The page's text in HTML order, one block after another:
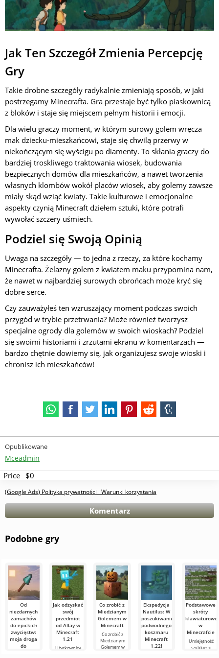
Jak Ten Szczegół Zmienia Percepcję
Gry
Takie drobne szczegóły radykalnie zmieniają sposób, w jaki
postrzegamy Minecrafta. Gra przestaje być tylko piaskownicą
z bloków i staje się miejscem pełnym historii i emocji.
Dla wielu graczy moment, w którym surowy golem wręcza
mak dziecku-mieszkańcowi, staje się chwilą przerwy w
niekończącym się wyścigu po diamenty. To skłania graczy do
bardziej troskliwego traktowania wiosek, budowania
bezpiecznych domów dla mieszkańców, a nawet tworzenia
własnych klombów wokół placów wiosek, aby golemy zawsze
miały skąd wziąć kwiaty. Takie kulturowe i emocjonalne
aspekty czynią Minecraft dziełem sztuki, które potrafi
wywołać szczery uśmiech.
Podziel się Swoją Opinią
Uwaga na szczegóły — to jedna z rzeczy, za które kochamy
Minecrafta. Żelazny golem z kwiatem maku przypomina nam,
że nawet w najbardziej surowych obrońcach może kryć się
dobre serce.
Czy zauważyłeś ten wzruszający moment podczas swoich
przygód w trybie przetrwania? Może również tworzysz
specjalne ogrody dla golemów w swoich wioskach? Podziel
się swoimi historiami i zrzutami ekranu w komentarzach —
bardzo chętnie dowiemy się, jak organizujesz swoje wioski i
chronisz ich mieszkańców!
Opublikowane
Mceadmin
Price $0
(Google Ads) Polityka prywatności i Warunki korzystania
Komentarz
Podobne gry
Od
niezdarnych
zamachów
do epickich
zwycięstw:
moja droga
do
Jak odzyskać
swój
przedmiot
od Allay w
Minecraft
1.21
Użytkownicy
Co zrobić z
Miedzianym
Golemem w
Minecraft
Co zrobić z
Miedzianym
Golemem w
Ekspedycja
Nautilus: W
poszukiwaniu
podwodnego
koszmaru
Minecraft
1.22!
Podstawowe
skróty
klawiaturowe
w
Minecrafcie
Umiejętność
szybkiego